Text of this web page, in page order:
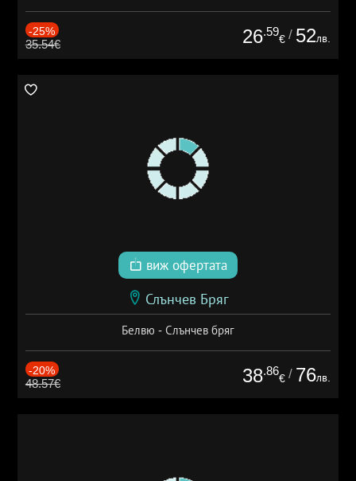
-25%
35.54€ 26.59
€ / 52лв.
виж офертата
Слънчев Бряг
Белвю - Слънчев бряг
-20%
48.57€ 38.86
€ / 76лв.